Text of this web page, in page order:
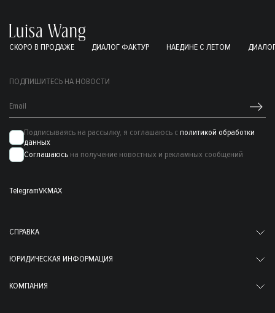
СКОРО В ПРОДАЖЕ ДИАЛОГ ФАКТУР НАЕДИНЕ С ЛЕТОМ
ПОДПИШИТЕСЬ НА НОВОСТИ
Подписываясь на рассылку, я соглашаюсь с политикой обработки
данных
Соглашаюсь на получение новостных и рекламных сообщений
TelegramVKMAX
СПРАВКА
ЮРИДИЧЕСКАЯ ИНФОРМАЦИЯ
КОМПАНИЯ